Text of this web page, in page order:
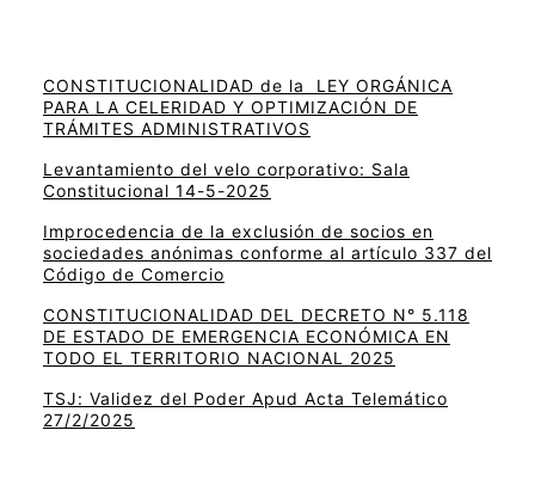
CONSTITUCIONALIDAD de la LEY ORGÁNICA
PARA LA CELERIDAD Y OPTIMIZACIÓN DE
TRÁMITES ADMINISTRATIVOS
Levantamiento del velo corporativo: Sala
Constitucional 14-5-2025
Improcedencia de la exclusión de socios en
sociedades anónimas conforme al artículo 337 del
Código de Comercio
CONSTITUCIONALIDAD DEL DECRETO N° 5.118
DE ESTADO DE EMERGENCIA ECONÓMICA EN
TODO EL TERRITORIO NACIONAL 2025
TSJ: Validez del Poder Apud Acta Telemático
27/2/2025